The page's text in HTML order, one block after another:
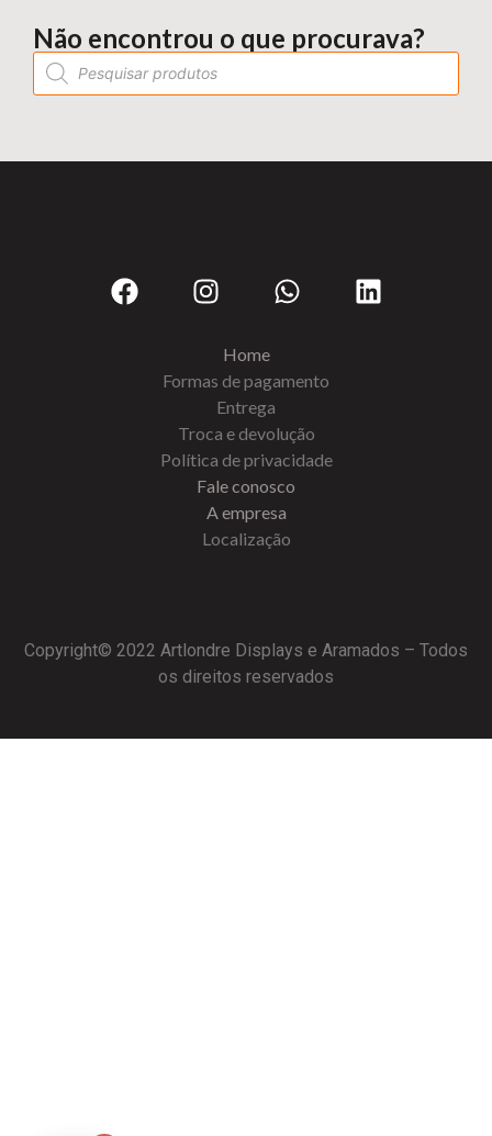
Não encontrou o que procurava?
Home
Formas de pagamento
Entrega
Troca e devolução
Política de privacidade
Fale conosco
A empresa
Localização
Copyright© 2022 Artlondre Displays e Aramados – Todos
os direitos reservados